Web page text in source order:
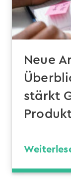
Neue
stärkt